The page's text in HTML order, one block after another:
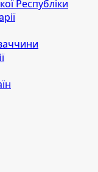
Республіки